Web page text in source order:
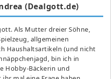
(Dealgott.de)
Als Mutter dreier Söhne,
allgemeinen
Haushaltsartikeln (und nicht
bin ich in
Hobby-Bäckerin und